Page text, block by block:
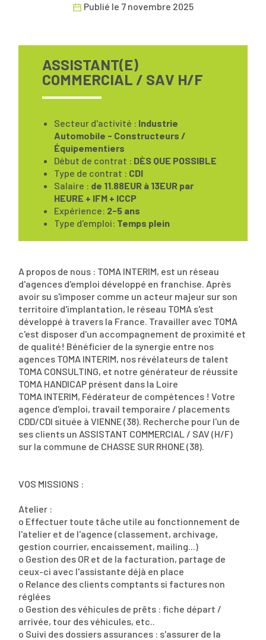
Publié le 7 novembre 2025
ASSISTANT(E)
COMMERCIAL / SAV H/F
Secteur d'activité : Industrie
Automobile - Constructeurs /
Équipementiers
Début de contrat : DÈS QUE POSSIBLE
Type de contrat : CDI
Salaire : de 11.88EUR à 13EUR par
HEURE + IFM + ICCP
Expérience: 2-5 ans
Type d'emploi: Temps plein
A propos de nous : TOMA INTERIM, est un réseau
d'agences d'emploi développé en franchise. Après
avoir su s'imposer comme un acteur majeur sur son
territoire d'implantation, le réseau TOMA s'est
développé à travers la France. Travailler avec TOMA
c'est disposer d'un accompagnement de proximité et
de qualité! Bénéficier de la synergie entre nos
agences TOMA INTERIM, nos révélateurs de talent
TOMA CONSULTING, et notre générateur de réussite
TOMA HANDICAP présent dans la Loire
TOMA INTERIM, Fédérateur de compétences ! Votre
agence d'emploi, travail temporaire / placements
CDD/CDI située à VIENNE (38). Recherche pour l'un de
ses clients un ASSISTANT COMMERCIAL / SAV (H/F)
sur la commune de CHASSE SUR RHONE (38).
VOS MISSIONS :
Atelier :
o Effectuer toute tâche utile au fonctionnement de
l'atelier et de l'agence (classement, archivage,
gestion courrier, encaissement, mailing...)
o Gestion des OR et de la facturation, partage de
ceux-ci avec l'assistante déjà en place
o Relance des clients comptants si factures non
réglées
o Gestion des véhicules de prêts : fiche départ /
arrivée, tour des véhicules, etc..
o Suivi des dossiers assurances : s'assurer de la